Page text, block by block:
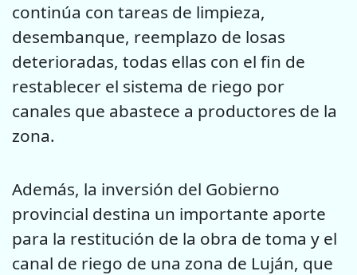
continúa con tareas de limpieza,
desembanque, reemplazo de losas
deterioradas, todas ellas con el fin de
restablecer el sistema de riego por
canales que abastece a productores de la
zona.
Además, la inversión del Gobierno
provincial destina un importante aporte
para la restitución de la obra de toma y el
canal de riego de una zona de Luján, que